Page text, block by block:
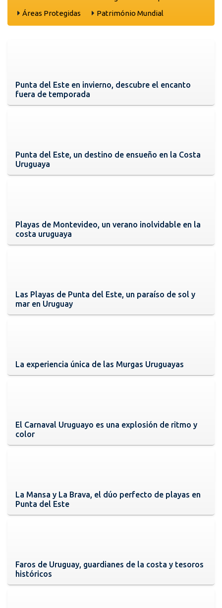
Áreas Protegidas
Património Mundial
Punta del Este en invierno, descubre el encanto
fuera de temporada
Punta del Este, un destino de ensueño en la Costa
Uruguaya
Playas de Montevideo, un verano inolvidable en la
costa uruguaya
Las Playas de Punta del Este, un paraíso de sol y
mar en Uruguay
La experiencia única de las Murgas Uruguayas
El Carnaval Uruguayo es una explosión de ritmo y
color
La Mansa y La Brava, el dúo perfecto de playas en
Punta del Este
Faros de Uruguay, guardianes de la costa y tesoros
históricos